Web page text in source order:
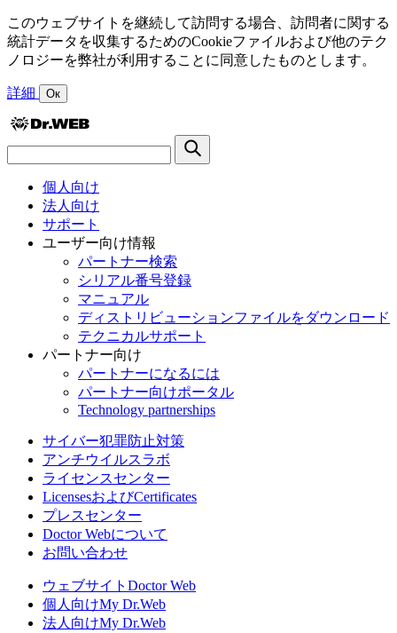
このウェブサイトを継続して訪問する場合、訪問者に関する
統計データを収集するためのCookieファイルおよび他のテク
ノロジーを弊社が利用することに同意したものとします。
詳細 Ок
個人向け
法人向け
サポート
ユーザー向け情報
パートナー検索
シリアル番号登録
マニュアル
ディストリビューションファイルをダウンロード
テクニカルサポート
パートナー向け
パートナーになるには
パートナー向けポータル
Technology partnerships
サイバー犯罪防止対策
アンチウイルスラボ
ライセンスセンター
LicensesおよびCertificates
プレスセンター
Doctor Webについて
お問い合わせ
ウェブサイトDoctor Web
個人向けMy Dr.Web
法人向けMy Dr.Web